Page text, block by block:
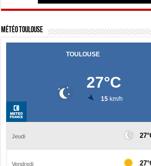
Météo Toulouse